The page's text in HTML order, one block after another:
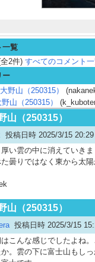
一覧
2件) すべてのコメント
ー
野山（250315）
山（250315）
山（250315）
投稿日時 2025/3/15 20:29
い雲の中に消えていきま
曇りではなく東から太
山（250315）
投稿日時 2025/3/15
こんな感じでしたよね。
。雲の下に富士山もし